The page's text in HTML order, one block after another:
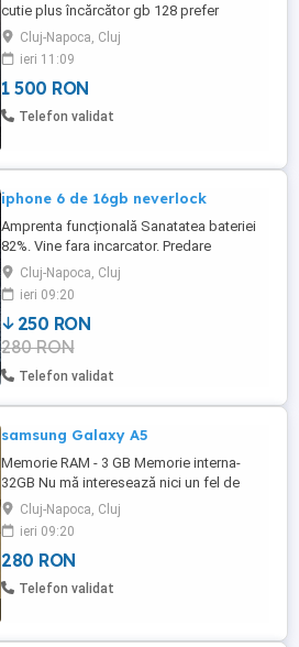
cutie plus încărcător gb 128 prefer
predare personala pret 1550 neg sau 1500
fix
Cluj-Napoca, Cluj
ieri 11:09
1 500 RON
Telefon validat
iphone 6 de 16gb neverlock
Amprenta funcțională Sanatatea bateriei
82%. Vine fara incarcator. Predare
personală in Cluj Napoca.
Cluj-Napoca, Cluj
ieri 09:20
250 RON
280 RON
Telefon validat
samsung Galaxy A5
Memorie RAM - 3 GB Memorie interna-
32GB Nu mă interesează nici un fel de
schimb! Vine fara incarcator! Predare
personala in Cluj Napoca.
Cluj-Napoca, Cluj
ieri 09:20
280 RON
Telefon validat